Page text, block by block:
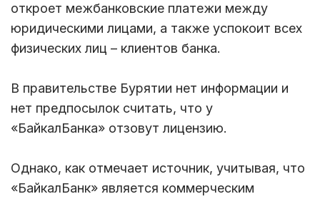
откроет межбанковские платежи между
юридическими лицами, а также успокоит всех
физических лиц – клиентов банка.
В правительстве Бурятии нет информации и
нет предпосылок считать, что у
«БайкалБанка» отзовут лицензию.
Однако, как отмечает источник, учитывая, что
«БайкалБанк» является коммерческим